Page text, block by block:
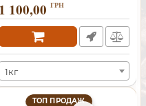
1 100,00 ГРН
1кг
ТОП ПРОДАЖ